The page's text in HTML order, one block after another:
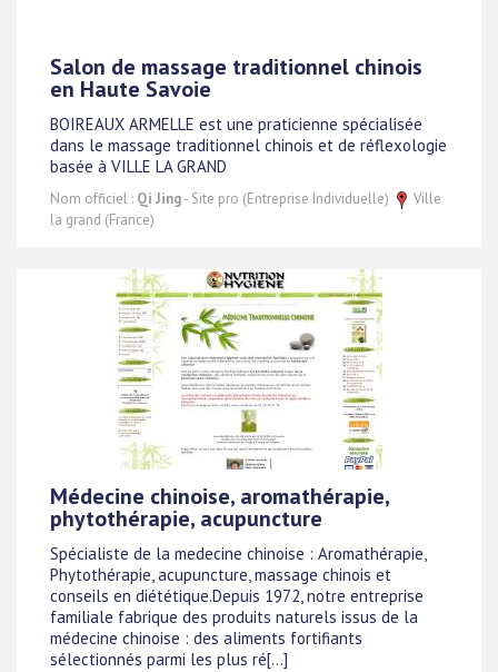
Salon de massage traditionnel chinois
en Haute Savoie
BOIREAUX ARMELLE est une praticienne spécialisée
dans le massage traditionnel chinois et de réflexologie
basée à VILLE LA GRAND
Nom officiel : Qi Jing- Site pro (Entreprise Individuelle)
Ville
la grand (France)
Médecine chinoise, aromathérapie,
phytothérapie, acupuncture
Spécialiste de la medecine chinoise : Aromathérapie,
Phytothérapie, acupuncture, massage chinois et
conseils en diététique.Depuis 1972, notre entreprise
familiale fabrique des produits naturels issus de la
médecine chinoise : des aliments fortifiants
sélectionnés parmi les plus ré[...]